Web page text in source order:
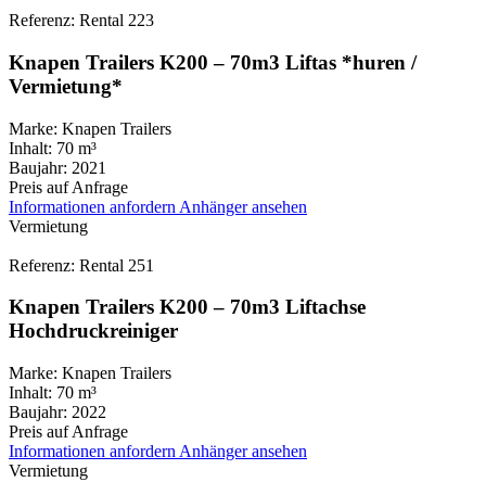
Referenz: Rental 223
Knapen Trailers K200 – 70m3 Liftas *huren /
Vermietung*
Marke: Knapen Trailers
Inhalt: 70 m³
Baujahr: 2021
Preis auf Anfrage
Informationen anfordern Anhänger ansehen
Vermietung
Referenz: Rental 251
Knapen Trailers K200 – 70m3 Liftachse
Hochdruckreiniger
Marke: Knapen Trailers
Inhalt: 70 m³
Baujahr: 2022
Preis auf Anfrage
Informationen anfordern Anhänger ansehen
Vermietung